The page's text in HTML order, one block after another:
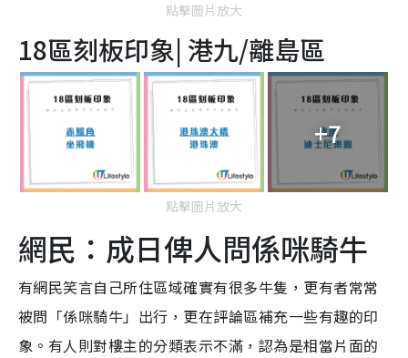
點擊圖片放大
18區刻板印象| 港九/離島區
+7
點擊圖片放大
網民：成日俾人問係咪騎牛
有網民笑言自己所住區域確實有很多牛隻，更有者常常
被問「係咪騎牛」出行，更在評論區補充一些有趣的印
象。有人則對樓主的分類表示不滿，認為是相當片面的